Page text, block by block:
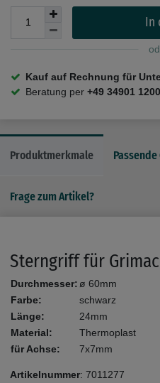
Kauf auf Rechnung für
Beratung per +49 34901
Produktmerkmale
Frage zum Artikel?
Sterngriff für Grimac
Durchmesser: ø 60mm
Farbe:
schwarz
Länge:
24mm
Material:
Thermoplast
für Achse:
7x7mm
Artikelnummer: 7011277